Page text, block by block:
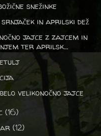
snežinke
srnjaček in aprilski dež
jajce z zajcem in
ter aprilsk...
velikonočno jajce
(16)
(12)